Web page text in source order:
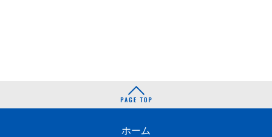
ホーム